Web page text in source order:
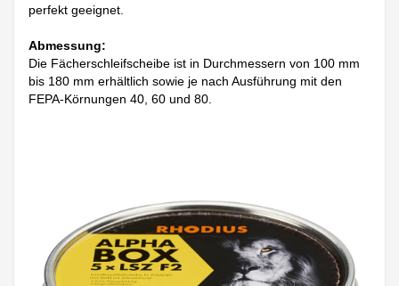
perfekt geeignet.
Abmessung:
Die Fächerschleifscheibe ist in Durchmessern von 100 mm
bis 180 mm erhältlich sowie je nach Ausführung mit den
FEPA-Körnungen 40, 60 und 80.